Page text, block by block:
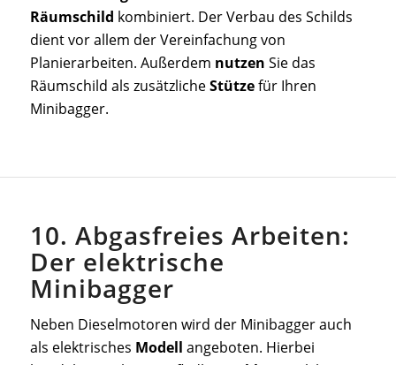
Räumschild kombiniert. Der Verbau des Schilds
dient vor allem der Vereinfachung von
Planierarbeiten. Außerdem nutzen Sie das
Räumschild als zusätzlicheStützefür Ihren
Minibagger.
10. Abgasfreies Arbeiten:
Der elektrische
Minibagger
Neben Dieselmotoren wird der Minibagger auch
als elektrisches Modell angeboten. Hierbei